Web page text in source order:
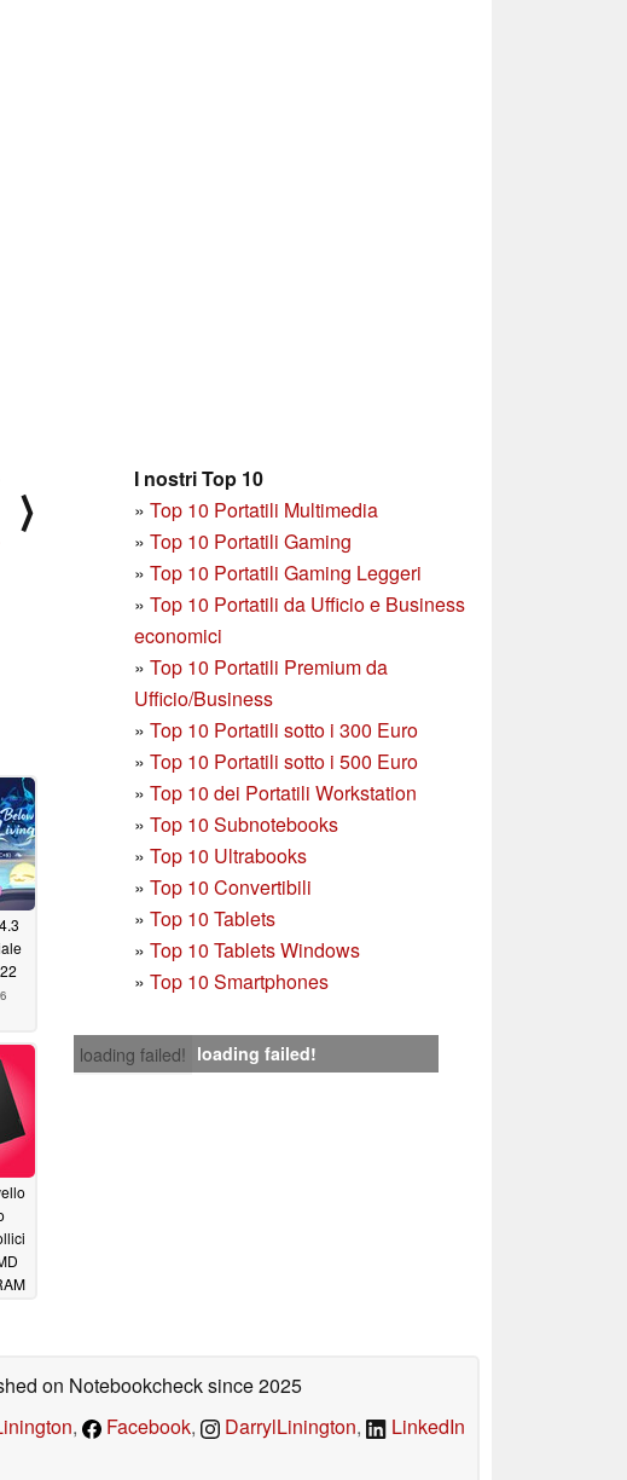
I nostri Top 10
» Top 10 Portatili Multimedia
» Top 10 Portatili Gaming
» Top 10 Portatili Gaming Leggeri
» Top 10 Portatili da Ufficio e Business
economici
» Top 10 Portatili Premium da
Ufficio/Business
» Top 10 Portatili sotto i 300 Euro
» Top 10 Portatili sotto i 500 Euro
» Top 10 dei Portatili Workstation
» Top 10 Subnotebooks
» Top 10 Ultrabooks
» Top 10 Convertibili
» Top 10 Tablets
» Top 10 Tablets Windows
» Top 10 Smartphones
loading failed! loading failed!
⟩
on Notebookchecksince 2025
, Facebook, DarrylLinington, LinkedIn